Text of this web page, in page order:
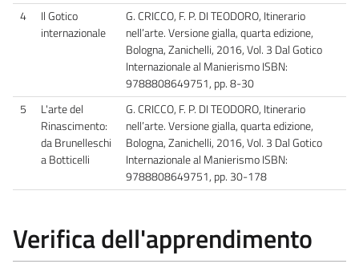
4
Il Gotico
internazionale
G. CRICCO, F. P. DI TEODORO, Itinerario
nell’arte. Versione gialla, quarta edizione,
Bologna, Zanichelli, 2016, Vol. 3 Dal Gotico
Internazionale al Manierismo ISBN:
9788808649751, pp. 8-30
5
L'arte del
Rinascimento:
da Brunelleschi
a Botticelli
G. CRICCO, F. P. DI TEODORO, Itinerario
nell’arte. Versione gialla, quarta edizione,
Bologna, Zanichelli, 2016, Vol. 3 Dal Gotico
Internazionale al Manierismo ISBN:
9788808649751, pp. 30-178
Verifica dell'apprendimento